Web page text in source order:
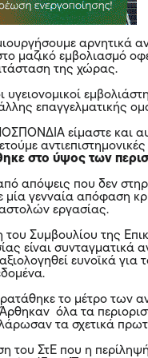
αρνητικά
μαζικό εμβολιασμό
της χώρας.
υγειονομικοί
επαγγελματικής
είμαστε και
στο ύψος των
απόψεις που δεν
μία γενναία απόφαση
εργασίας.
Συμβουλίου της
είναι συνταγματικά
ευνοϊκά για
το μέτρο των
όλα τα
τα σχετικά
του ΣτΕ που η